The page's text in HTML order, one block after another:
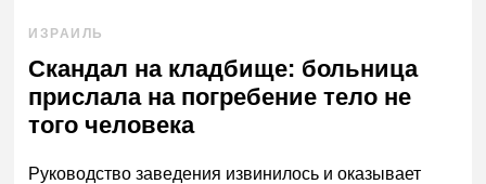
ИЗРАИЛЬ
Скандал на кладбище: больница
прислала на погребение тело не
того человека
Руководство заведения извинилось и оказывает